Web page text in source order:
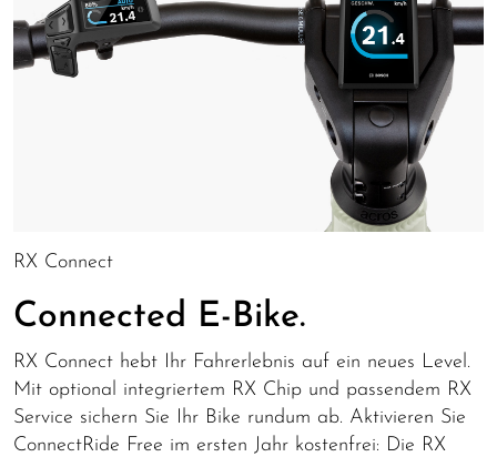
RX Connect
Connected E-Bike.
RX Connect hebt Ihr Fahrerlebnis auf ein neues Level.
Mit optional integriertem RX Chip und passendem RX
Service sichern Sie Ihr Bike rundum ab. Aktivieren Sie
ConnectRide Free im ersten Jahr kostenfrei: Die RX